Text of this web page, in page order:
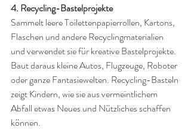
4. Recycling-Bastelprojekte
Sammelt leere Toilettenpapierrollen, Kartons,
Flaschen und andere Recyclingmaterialien
und verwendet sie für kreative Bastelprojekte.
Baut daraus kleine Autos, Flugzeuge, Roboter
oder ganze Fantasiewelten. Recycling-Basteln
zeigt Kindern, wie sie aus vermeintlichem
Abfall etwas Neues und Nützliches schaffen
können.